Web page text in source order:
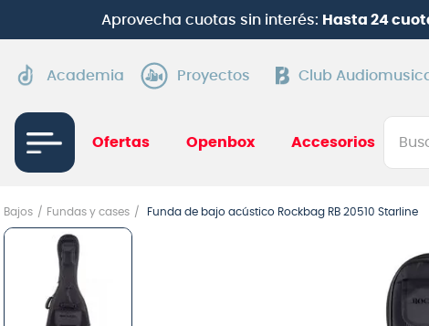
Aprovecha cuotas sin interés: Hasta 24
Academia Proyectos Club
Ofertas Openbox Accesorios
Bajos Fundas y cases Funda de bajo acústico Rockbag RB 20510 Starline
1.